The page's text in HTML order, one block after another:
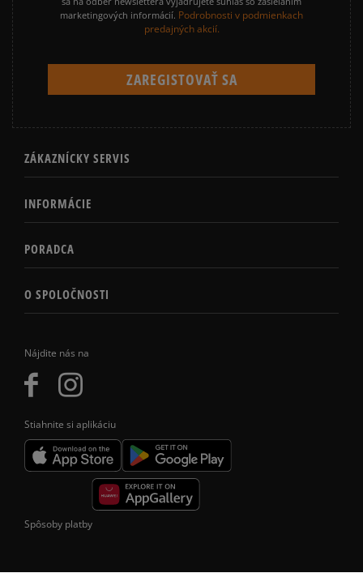
Nájdite nás na
Stiahnite si aplikáciu
marketingových informácií. Podrobnosti v podmienkach
predajných akcií.
ZÁKAZNÍCKY SERVIS
INFORMÁCIE
PORADCA
O SPOLOČNOSTI
Spôsoby platby